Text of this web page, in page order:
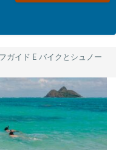
ガイド E バイクとシュノー